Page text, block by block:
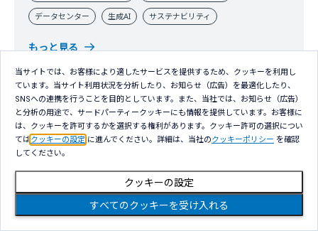
データセンター 生成AI サステナビリティ
もっと見る
当サイトでは、お客様により適したサービスを提供するため、クッキーを利用し
ています。当サイト利用状況を分析したり、お知らせ（広告）を最適化したり、
SNSへの連携を行うことを目的としています。また、当社では、お知らせ（広告）
と分析の用途で、サードパーティークッキーにも情報を提供しています。お客様に
は、クッキーを許可するかを選択する権利があります。クッキー許可の選択につい
ては クッキーの設定 に進んでください。詳細は、当社のクッキーポリシー を確認
してください。
すべてのクッキーを受け入れる
クッキーの設定